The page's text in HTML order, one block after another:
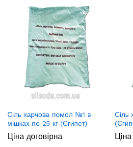
Сіль харчова помол №1 в
мішках по 25 кг (Єгипет)
Ціна договірна
Сіль